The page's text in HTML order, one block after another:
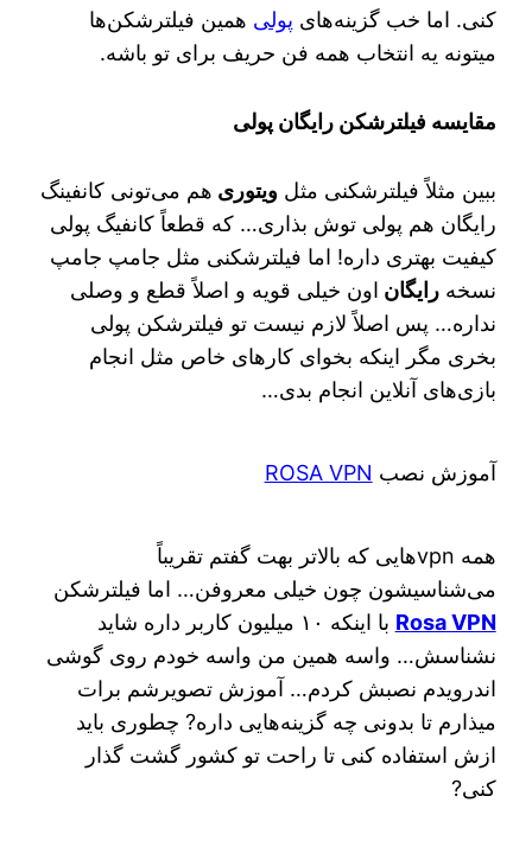
کنی. اما خب گزینه‌های پولی همین فیلترشکن‌ها
میتونه یه انتخاب همه فن حریف برای تو باشه.
مقایسه فیلترشکن رایگان پولی
ببین مثلاً فیلترشکنی مثل ویتوری هم می‌تونی کانفینگ
رایگان هم پولی توش بذاری… که قطعاً کانفیگ پولی
کیفیت بهتری داره! اما فیلترشکنی مثل جامپ جامپ
نسخهرایگان اون خیلی قویه و اصلاً قطع و وصلی
نداره… پس اصلاً لازم نیست تو فیلترشکن پولی
بخری مگر اینکه بخوای کارهای خاص مثل انجام
بازی‌های آنلاین انجام بدی…
آموزش نصب ROSA VPN
همه vpnهایی که بالاتر بهت گفتم تقریباً
می‌شناسیشون چون خیلی معروفن… اما فیلترشکن
Rosa VPN
با اینکه ۱۰ میلیون کاربر داره شاید
نشناسش… واسه همین من واسه خودم روی گوشی
اندرویدم نصبش کردم… آموزش تصویرشم برات
میذارم تا بدونی چه گزینه‌هایی داره? چطوری باید
ازش استفاده کنی تا راحت تو کشور گشت گذار
کنی?